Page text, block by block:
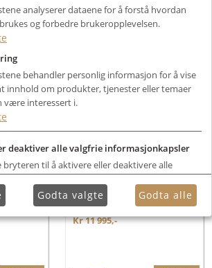
Spendor AC1
Kr 11 995,-
analyserer dataene for å forstå hvordan
og forbedre brukeropplevelsen.
behandler personlig informasjon for å vise
innhold om produkter, tjenester eller temaer
være interessert i.
deaktiver alle valgfrie informasjonkapsler
bryteren til å aktivere eller deaktivere alle
Godta valgte Godta alle